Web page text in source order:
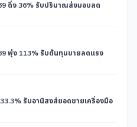
ดิ่ง 36% รับปริมาณส่งมอบลด
พุ่ง 113% รับต้นทุนขายลดแรง
รับอานิสงส์ยอดขายเครื่องมือ